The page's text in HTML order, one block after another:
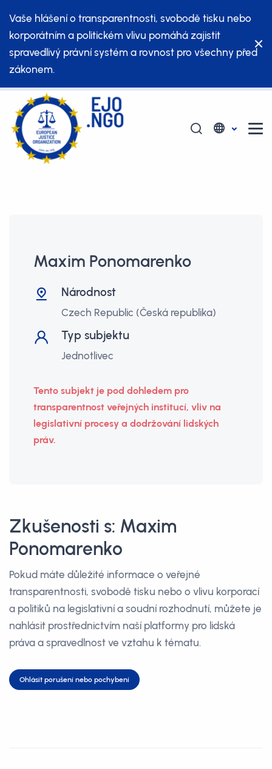
Vaše hlášení o transparentnosti, svobodě tisku nebo
korporátním a politickém vlivu pomáhá zajistit
spravedlivý právní systém a rovnost pro všechny před
zákonem.
Maxim Ponomarenko
Národnost
Czech Republic (Česká republika)
Typ subjektu
Jednotlivec
Tento subjekt je pod dohledem pro
transparentnost veřejných institucí, vliv na
legislativní procesy a dodržování lidských
práv.
Zkušenosti s: Maxim
Ponomarenko
Pokud máte důležité informace o veřejné
transparentnosti, svobodě tisku nebo o vlivu korporací
a politiků na legislativní a soudní rozhodnutí, můžete je
nahlásit prostřednictvím naší platformy pro lidská
práva a spravedlnost ve vztahu k tématu.
Ohlásit porušení nebo pochybení